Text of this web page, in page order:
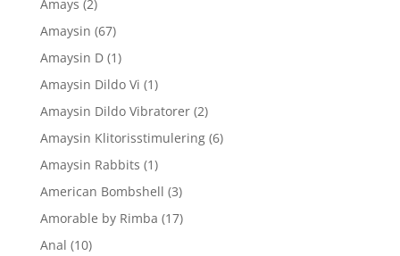
Amays (2)
Amaysin (67)
Amaysin D (1)
Amaysin Dildo Vi (1)
Amaysin Dildo Vibratorer (2)
Amaysin Klitorisstimulering (6)
Amaysin Rabbits (1)
American Bombshell (3)
Amorable by Rimba (17)
Anal (10)